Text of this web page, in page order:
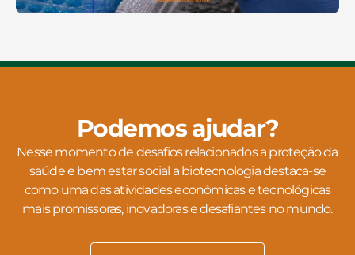
Podemos ajudar?
Nesse momento de desafios relacionados a proteção da
saúde e bem estar social a biotecnologia destaca-se
como uma das atividades econômicas e tecnológicas
mais promissoras, inovadoras e desafiantes no mundo.